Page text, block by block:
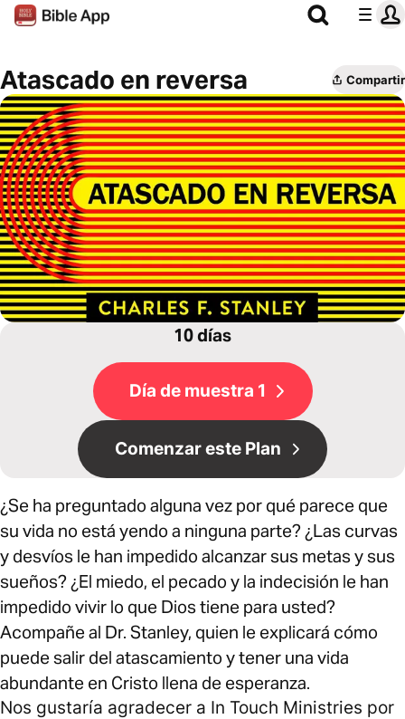
Atascado en reversa Compartir
10 días
Día de muestra 1
Comenzar este Plan
¿Se ha preguntado alguna vez por qué parece que
su vida no está yendo a ninguna parte? ¿Las curvas
y desvíos le han impedido alcanzar sus metas y sus
sueños? ¿El miedo, el pecado y la indecisión le han
impedido vivir lo que Dios tiene para usted?
Acompañe al Dr. Stanley, quien le explicará cómo
puede salir del atascamiento y tener una vida
abundante en Cristo llena de esperanza.
Nos gustaría agradecer a In Touch Ministries por